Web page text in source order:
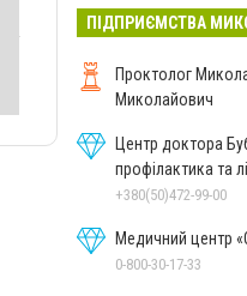
ПІДПРИЄМСТВА
Проктолог
Миколайович
Центр доктора
профілактика та
і суглобів
+380(50)472-99-00
Медичний центр
0-800-30-17-33